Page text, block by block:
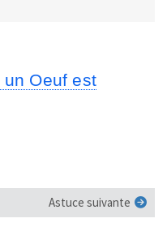
Oeuf est
Astuce suivante